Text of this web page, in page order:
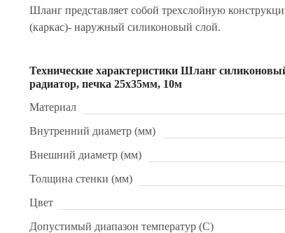
Шланг представляет собой трехслойную
(каркас)- наружный силиконовый слой.
Технические характеристики Шланг
радиатор, печка 25x35мм, 10м
Материал
Внутренний диаметр (мм)
Внешний диаметр (мм)
Толщина стенки (мм)
Цвет
Допустимый диапазон температур (С)